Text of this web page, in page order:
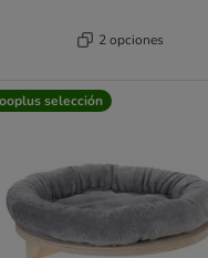
2 opciones
selección